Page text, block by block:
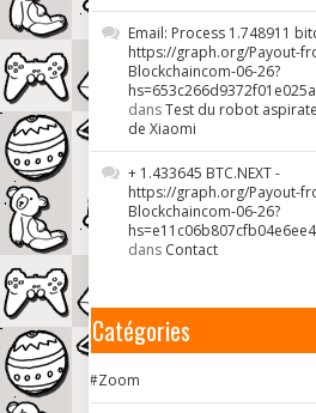
Email: Process 1.748911
https://graph.org/Payout-
Blockchaincom-06-26?
dansTest du robot
de Xiaomi
+ 1.433645 BTC.NEXT -
https://graph.org/Payout-
Blockchaincom-06-26?
dans Contact
Catégories
#Zoom